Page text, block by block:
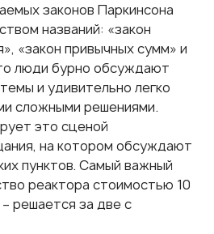
законов Паркинсона
названий: «закон
«закон привычных сумм» и
люди бурно обсуждают
и удивительно легко
сложными решениями.
это сценой
на котором обсуждают
пунктов. Самый важный
реактора стоимостью 10
решается за две с